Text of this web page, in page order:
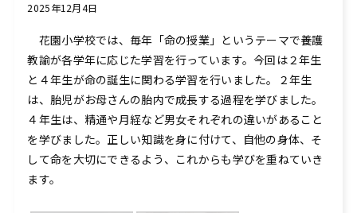
2025年12月4日
花園小学校では、毎年「命の授業」というテーマで養護
教諭が各学年に応じた学習を行っています。今回は２年生
と４年生が命の誕生に関わる学習を行いました。２年生
は、胎児がお母さんの胎内で成長する過程を学びました。
４年生は、精通や月経など男女それぞれの違いがあること
を学びました。正しい知識を身に付けて、自他の身体、そ
して命を大切にできるよう、これからも学びを重ねていき
ます。